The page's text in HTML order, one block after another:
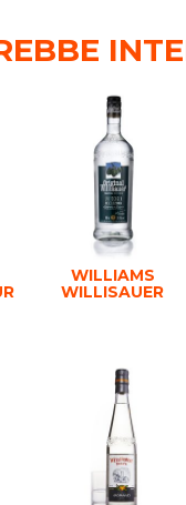
WILLIAMS
WILLISAUER